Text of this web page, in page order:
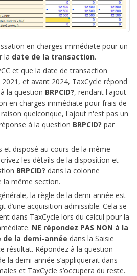
en charges immédiate pour un
la date de la transaction.
et que la date de transaction
et avant 2024, TaxCycle répond
à la question BRPCID?, rendant l'ajout
en charges immédiate pour frais de
quelconque, l'ajout n'est pas un
à la question BRPCID? par
et disposé au cours de la même
les détails de la disposition et
BRPCID? dans la colonne
la même section.
la règle de la demi-année est
d’une acquisition admissible. Cela se
dans TaxCycle lors du calcul pour la
NE répondez PAS NON à la
la demi-année dans la Saisie
résultat. Répondez à la question
la demi-année s’appliquerait dans
et TaxCycle s’occupera du reste.